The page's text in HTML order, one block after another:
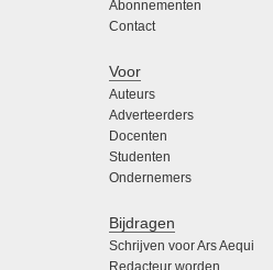
Abonnementen
Contact
Voor
Auteurs
Adverteerders
Docenten
Studenten
Ondernemers
Bijdragen
Schrijven voor Ars Aequi
Redacteur worden